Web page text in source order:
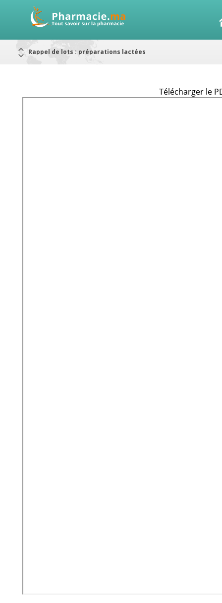
Rappel de lots : préparations lactées